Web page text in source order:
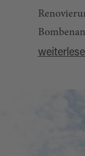
1725 ist
Die
von 1690
Quelle: